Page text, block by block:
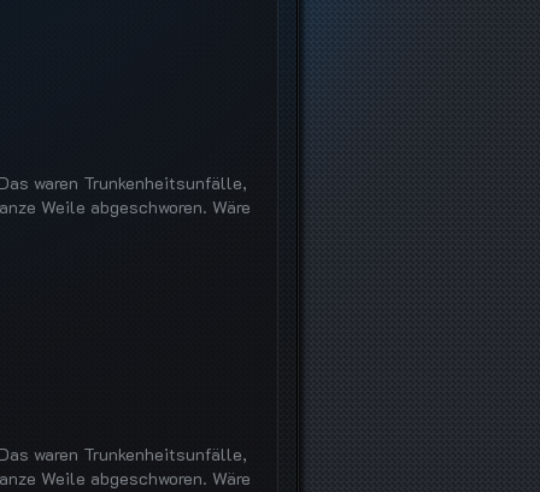
waren Trunkenheitsunfälle,
Weile abgeschworen. Wäre
waren Trunkenheitsunfälle,
Weile abgeschworen. Wäre